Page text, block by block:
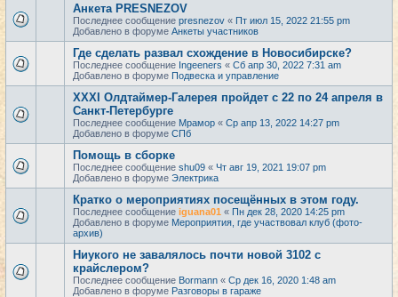
Анкета PRESNEZOV
Последнее сообщение presnezov « Пт июл 15, 2022 21:55 pm
Добавлено в форуме Анкеты участников
Где сделать развал схождение в Новосибирске?
Последнее сообщение Ingeeners « Сб апр 30, 2022 7:31 am
Добавлено в форуме Подвеска и управление
XXXI Олдтаймер-Галерея пройдет с 22 по 24 апреля в
Санкт-Петербурге
Последнее сообщение Мрамор « Ср апр 13, 2022 14:27 pm
Добавлено в форуме СПб
Помощь в сборке
Последнее сообщение shu09 « Чт авг 19, 2021 19:07 pm
Добавлено в форуме Электрика
Кратко о мероприятиях посещённых в этом году.
Последнее сообщение iguana01 « Пн дек 28, 2020 14:25 pm
Добавлено в форуме Мероприятия, где участвовал клуб (фото-
архив)
Ниукого не завалялось почти новой 3102 с
крайслером?
Последнее сообщение Bormann « Ср дек 16, 2020 1:48 am
Добавлено в форуме Разговоры в гараже